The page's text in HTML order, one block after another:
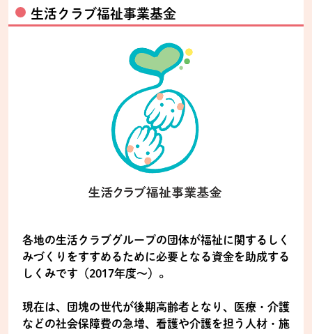
生活クラブ福祉事業基金
各地の生活クラブグループの団体が福祉に関するしく
みづくりをすすめるために必要となる資金を助成する
しくみです（2017年度～）。
現在は、団塊の世代が後期高齢者となり、医療・介護
などの社会保障費の急増、看護や介護を担う人材・施